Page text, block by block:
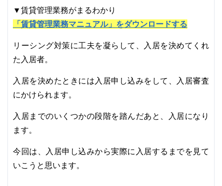
▼賃貸管理業務がまるわかり
「賃貸管理業務マニュアル」をダウンロードする
リーシング対策に工夫を凝らして、入居を決めてくれ
た入居者。
入居を決めたときには入居申し込みをして、入居審査
にかけられます。
入居までのいくつかの段階を踏んだあと、入居になり
ます。
今回は、入居申し込みから実際に入居するまでを見て
いこうと思います。